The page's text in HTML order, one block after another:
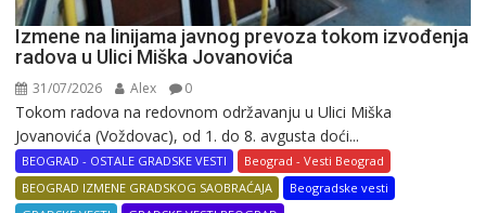
Izmene na linijama javnog prevoza tokom izvođenja
radova u Ulici Miška Jovanovića
31/07/2026 Alex 0
Tokom radova na redovnom održavanju u Ulici Miška
Jovanovića (Voždovac), od 1. do 8. avgusta doći...
BEOGRAD - OSTALE GRADSKE VESTI
Beograd - Vesti Beograd
BEOGRAD IZMENE GRADSKOG SAOBRAĆAJA
Beogradske vesti